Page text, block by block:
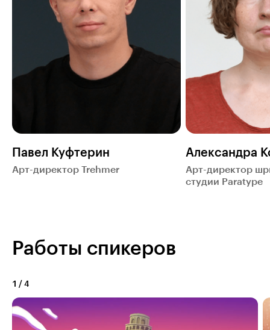
Павел Куфтерин
Арт-директор Trehmer
Александра
Арт-директор
студии Paratype
Работы спикеров
1 / 4